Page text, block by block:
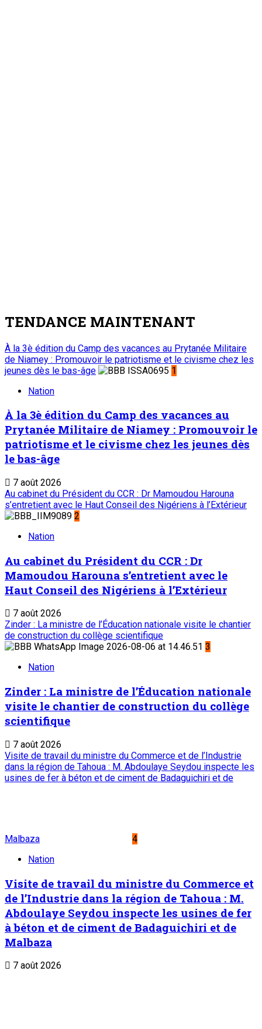
TENDANCE MAINTENANT
À la 3è édition du Camp des vacances au Prytanée Militaire
de Niamey : Promouvoir le patriotisme et le civisme chez les
jeunes dès le bas-âge
1
Nation
À la 3è édition du Camp des vacances au
Prytanée Militaire de Niamey : Promouvoir le
patriotisme et le civisme chez les jeunes dès
le bas-âge
7 août 2026
Au cabinet du Président du CCR : Dr Mamoudou Harouna
s’entretient avec le Haut Conseil des Nigériens à l’Extérieur
2
Nation
Au cabinet du Président du CCR : Dr
Mamoudou Harouna s’entretient avec le
Haut Conseil des Nigériens à l’Extérieur
7 août 2026
Zinder : La ministre de l’Éducation nationale visite le chantier
de construction du collège scientifique
3
Nation
Zinder : La ministre de l’Éducation nationale
visite le chantier de construction du collège
scientifique
7 août 2026
Visite de travail du ministre du Commerce et de l’Industrie
dans la région de Tahoua : M. Abdoulaye Seydou inspecte les
usines de fer à béton et de ciment de Badaguichiri et de
Malbaza
4
Nation
Visite de travail du ministre du Commerce et
de l’Industrie dans la région de Tahoua : M.
Abdoulaye Seydou inspecte les usines de fer
à béton et de ciment de Badaguichiri et de
Malbaza
7 août 2026